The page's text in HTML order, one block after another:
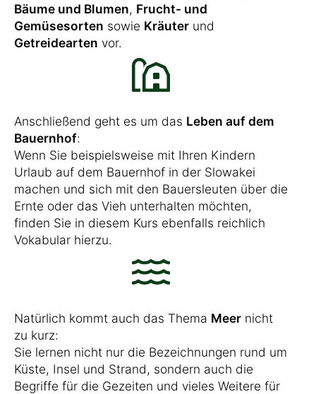
Bäume und Blumen, Frucht- und
Gemüsesorten sowie Kräuter und
Getreidearten vor.
Anschließend geht es um das Leben auf dem
Bauernhof:
Wenn Sie beispielsweise mit Ihren Kindern
Urlaub auf dem Bauernhof in der Slowakei
machen und sich mit den Bauersleuten über die
Ernte oder das Vieh unterhalten möchten,
finden Sie in diesem Kurs ebenfalls reichlich
Vokabular hierzu.
Natürlich kommt auch das Thema Meer nicht
zu kurz:
Sie lernen nicht nur die Bezeichnungen rund um
Küste, Insel und Strand, sondern auch die
Begriffe für die Gezeiten und vieles Weitere für